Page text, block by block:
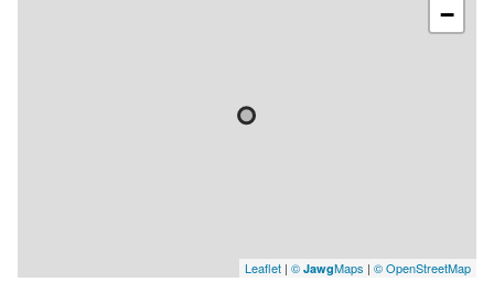
−
Leaflet | © JawgMaps | © OpenStreetMap